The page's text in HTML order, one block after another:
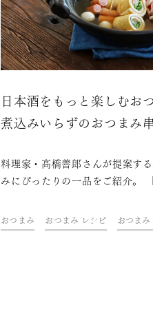
日本酒をもっと楽しむお
煮込みいらずのおつまみ
料理家・高橋善郎さんが提案す
みにぴったりの一品をご紹介。
い。
おつまみ おつまみ レシピ おつまみ